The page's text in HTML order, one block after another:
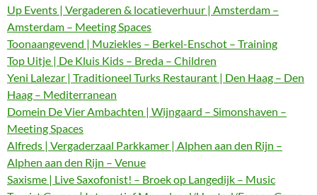
Up Events | Vergaderen & locatieverhuur | Amsterdam –
Amsterdam – Meeting Spaces
Toonaangevend | Muziekles – Berkel-Enschot – Training
Top Uitje | De Kluis Kids – Breda – Children
Yeni Lalezar | Traditioneel Turks Restaurant | Den Haag – Den
Haag – Mediterranean
Domein De Vier Ambachten | Wijngaard – Simonshaven –
Meeting Spaces
Alfreds | Vergaderzaal Parkkamer | Alphen aan den Rijn –
Alphen aan den Rijn – Venue
Saxisme | Live Saxofonist! – Broek op Langedijk – Music